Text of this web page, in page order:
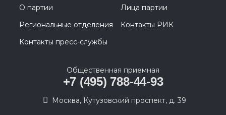
О партии
Лица партии
Региональные отделения
Контакты РИК
Контакты пресс-службы
Общественная приемная
+7 (495) 788-44-93
Москва, Кутузовский проспект, д. 39